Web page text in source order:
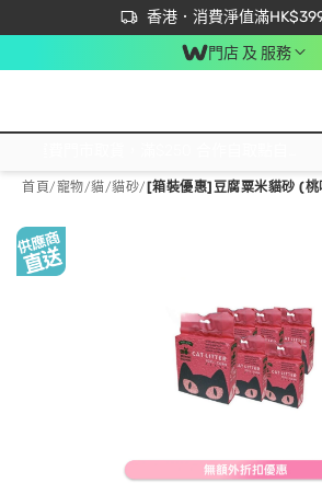
香港．消費淨值滿
立即成為易賞錢會員盡享
首次APP下單買滿$450 輸入
門店 及 服務
首頁/寵物/貓/貓砂/ [箱裝優惠]豆腐粟米貓砂 (